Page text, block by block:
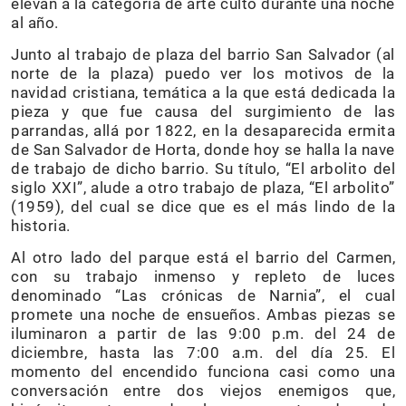
al año.
Junto al trabajo de plaza del barrio San Salvador (al
norte de la plaza) puedo ver los motivos de la
navidad cristiana, temática a la que está dedicada la
pieza y que fue causa del surgimiento de las
parrandas, allá por 1822, en la desaparecida ermita
de San Salvador de Horta, donde hoy se halla la nave
de trabajo de dicho barrio. Su título, “El arbolito del
siglo XXI”, alude a otro trabajo de plaza, “El arbolito”
(1959), del cual se dice que es el más lindo de la
historia.
Al otro lado del parque está el barrio del Carmen,
con su trabajo inmenso y repleto de luces
denominado “Las crónicas de Narnia”, el cual
promete una noche de ensueños. Ambas piezas se
iluminaron a partir de las 9:00 p.m. del 24 de
diciembre, hasta las 7:00 a.m. del día 25. El
momento del encendido funciona casi como una
conversación entre dos viejos enemigos que,